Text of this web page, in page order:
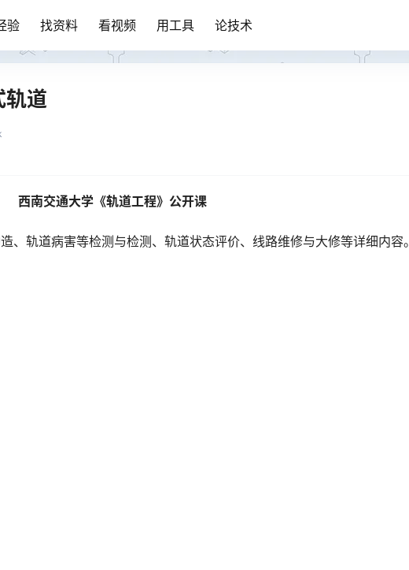
验 找资料 看视频 用工具 论技术
轨道
西南交通大学《轨道工程》公开课
、轨道病害等检测与检测、轨道状态评价、线路维修与大修等详细内容。